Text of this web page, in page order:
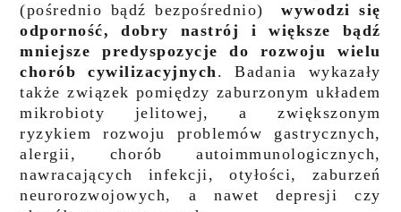
(pośrednio bądź bezpośrednio)wywodzi się
odporność, dobry nastrój i większe bądź
mniejsze predyspozycje do rozwoju wielu
chorób cywilizacyjnych.Badania wykazały
także związek pomiędzy zaburzonym układem
mikrobioty jelitowej, a zwiększonym
ryzykiemrozwoju problemów gastrycznych,
alergii, chorób autoimmunologicznych,
nawracających infekcji, otyłości, zaburzeń
neurorozwojowych, a nawet depresji czy